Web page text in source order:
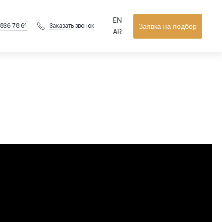
78 61 Заказать звонок Заявка на подбор
EN
AR